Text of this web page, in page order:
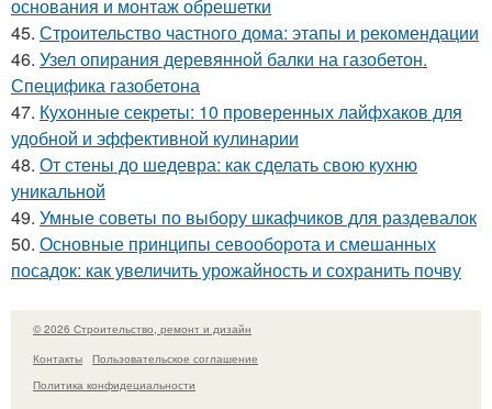
основания и монтаж обрешетки
45. Строительство частного дома: этапы и рекомендации
46. Узел опирания деревянной балки на газобетон.
Специфика газобетона
47. Кухонные секреты: 10 проверенных лайфхаков для
удобной и эффективной кулинарии
48. От стены до шедевра: как сделать свою кухню
уникальной
49. Умные советы по выбору шкафчиков для раздевалок
50. Основные принципы севооборота и смешанных
посадок: как увеличить урожайность и сохранить почву
© 2026 Строительство, ремонт и дизайн
Контакты
Пользовательское соглашение
Политика конфидециальности